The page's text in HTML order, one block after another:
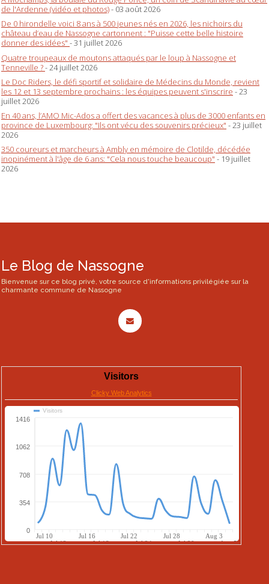
de l'Ardenne (vidéo et photos)- 03 août 2026
De 0 hirondelle voici 8 ans à 500 jeunes nés en 2026, les nichoirs du
château d’eau de Nassogne cartonnent : "Puisse cette belle histoire
donner des idées" - 31 juillet 2026
Quatre troupeaux de moutons attaqués par le loup à Nassogne et
Tenneville ?- 24 juillet 2026
Le Doc Riders, le défi sportif et solidaire de Médecins du Monde, revient
les 12 et 13 septembre prochains : les équipes peuvent s'inscrire - 23
juillet 2026
En 40 ans, l’AMO Mic-Ados a offert des vacances à plus de 3000 enfants en
province de Luxembourg: "Ils ont vécu des souvenirs précieux" - 23 juillet
2026
350 coureurs et marcheurs à Ambly en mémoire de Clotilde, décédée
inopinément à l'âge de 6 ans: "Cela nous touche beaucoup" - 19 juillet
2026
Le Blog de Nassogne
Bienvenue sur ce blog privé, votre source d'informations privilégiée sur la
charmante commune de Nassogne